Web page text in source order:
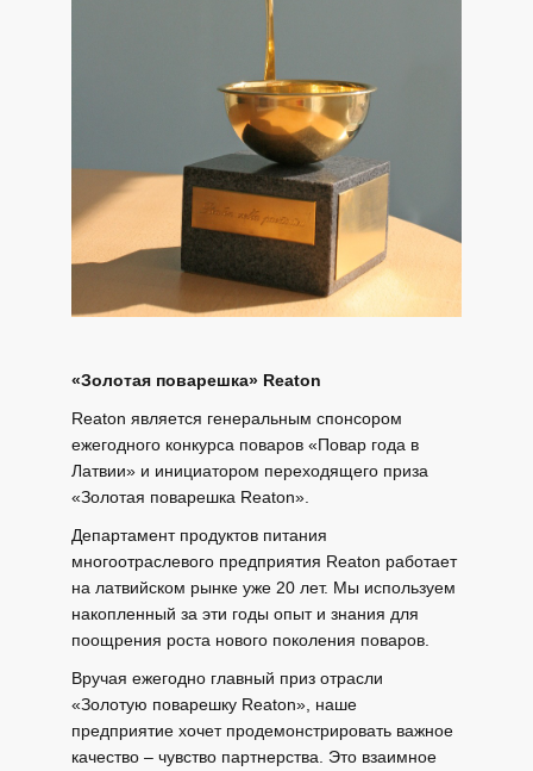
«Золотая поварешка» Reaton
Reaton является генеральным спонсором
ежегодного конкурса поваров «Повар года в
Латвии» и инициатором переходящего приза
«Золотая поварешка Reaton».
Департамент продуктов питания
многоотраслевого предприятия Reaton работает
на латвийском рынке уже 20 лет. Мы используем
накопленный за эти годы опыт и знания для
поощрения роста нового поколения поваров.
Вручая ежегодно главный приз отрасли
«Золотую поварешку Reaton», наше
предприятие хочет продемонстрировать важное
качество – чувство партнерства. Это взаимное